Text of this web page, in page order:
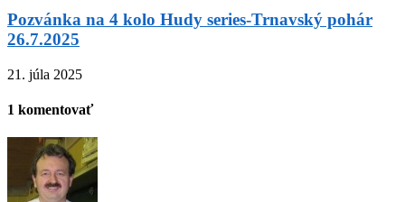
Pozvánka na 4 kolo Hudy series-Trnavský pohár
26.7.2025
21. júla 2025
1 komentovať